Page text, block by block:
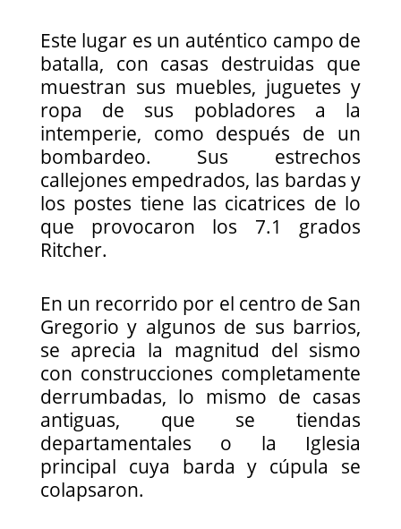
Este lugar es un auténtico campo de
batalla, con casas destruidas que
muestran sus muebles, juguetes y
ropa de sus pobladores a la
intemperie, como después de un
bombardeo. Sus estrechos
callejones empedrados, las bardas y
los postes tiene las cicatrices de lo
que provocaron los 7.1 grados
Ritcher.
En un recorrido por el centro de San
Gregorio y algunos de sus barrios,
se aprecia la magnitud del sismo
con construcciones completamente
derrumbadas, lo mismo de casas
antiguas, que se tiendas
departamentales o la Iglesia
principal cuya barda y cúpula se
colapsaron.